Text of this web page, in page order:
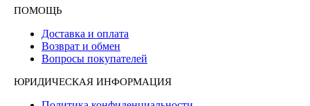
ПОМОЩЬ
Доставка и оплата
Возврат и обмен
Вопросы покупателей
ЮРИДИЧЕСКАЯ ИНФОРМАЦИЯ